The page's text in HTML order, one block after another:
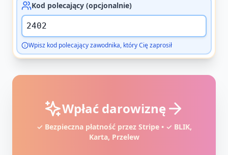
Kod polecający (opcjonalnie)
Wpisz kod polecający zawodnika, który Cię zaprosił
Wpłać darowiznę
✓ Bezpieczna płatność przez Stripe • ✓ BLIK,
Karta, Przelew